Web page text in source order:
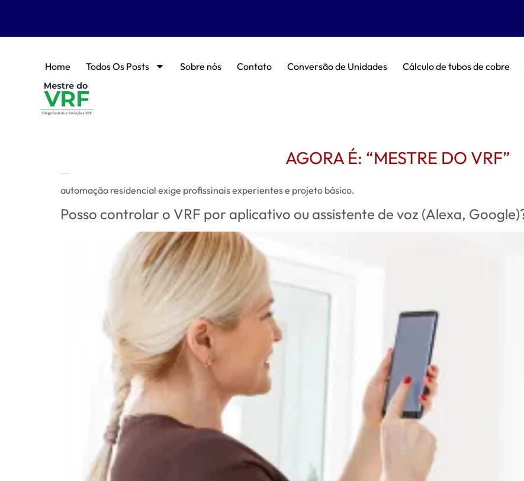
Home Todos Os Posts Sobre nós Contato Conversão de Unidades Cálculo de tubos de cobre
AGORA É: “MESTRE DO VRF”
automação residencial exige profissinais experientes e projeto básico.
Posso controlar o VRF por aplicativo ou assistente de voz (Alexa,